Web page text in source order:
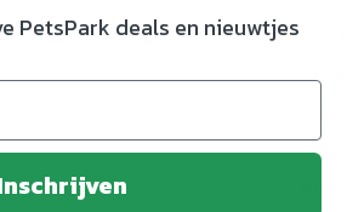
S
PetsPark deals en nieuwtjes